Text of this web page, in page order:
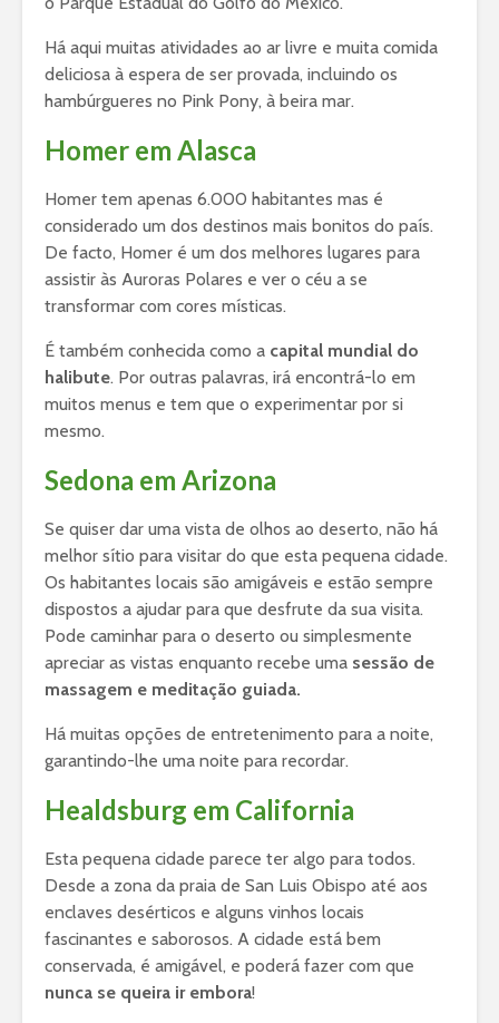
Há aqui muitas atividades ao ar livre e muita comida
deliciosa à espera de ser provada, incluindo os
hambúrgueres no Pink Pony, à beira mar.
Homer em Alasca
Homer tem apenas 6.000 habitantes mas é
considerado um dos destinos mais bonitos do país.
De facto, Homer é um dos melhores lugares para
assistir às Auroras Polares e ver o céu a se
transformar com cores místicas.
É também conhecida como a capital mundial do
halibute. Por outras palavras, irá encontrá-lo em
muitos menus e tem que o experimentar por si
mesmo.
Sedona em Arizona
Se quiser dar uma vista de olhos ao deserto, não há
melhor sítio para visitar do que esta pequena cidade.
Os habitantes locais são amigáveis e estão sempre
dispostos a ajudar para que desfrute da sua visita.
Pode caminhar para o deserto ou simplesmente
apreciar as vistas enquanto recebe uma sessão de
massagem e meditação guiada.
Há muitas opções de entretenimento para a noite,
garantindo-lhe uma noite para recordar.
Healdsburg em California
Esta pequena cidade parece ter algo para todos.
Desde a zona da praia de San Luis Obispo até aos
enclaves desérticos e alguns vinhos locais
fascinantes e saborosos. A cidade está bem
conservada, é amigável, e poderá fazer com que
nunca se queira ir embora!